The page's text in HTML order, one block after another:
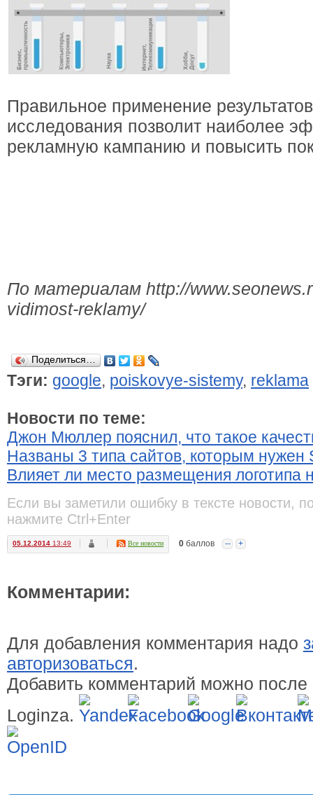
Правильное применение
исследования позволит наиболее
рекламную кампанию и повысить
По материалам http://
vidimost-reklamy/
Поделиться…
Тэги: google, poiskovye-sistemy, reklama
Новости по теме:
Джон Мюллер пояснил, что такое
Названы 3 типа сайтов, которым нужен
Влияет ли место размещения логотипа
Если вы заметили ошибку в тексте новости,
нажмите Ctrl+Enter
05.12.2014 13:49 Все новости 0 баллов -- +
Комментарии:
Для добавления комментария надо
авторизоваться.
Добавить комментарий можно после
Loginza.